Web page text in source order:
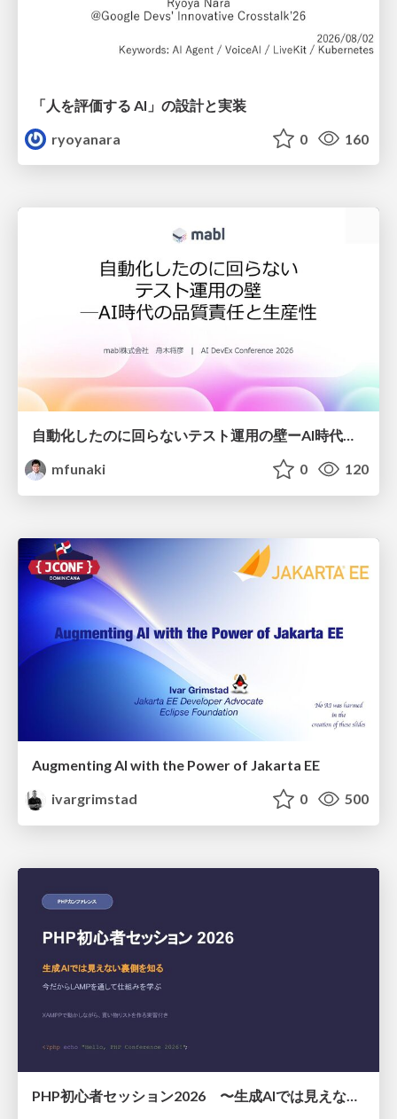
「人を評価する AI」の 設計と実装
ryoyanara
0 160
自動化したのに回らないテスト運用の壁ーAI時代の品質責任と生産性
mfunaki
0 120
Augmenting AI with the Power of Jakarta EE
ivargrimstad
0 500